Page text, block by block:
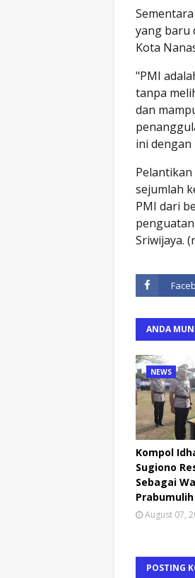
yang baru
Kota
"PMI
tanpa
dan
ini
sejumlah
PMI dari
Sriwijaya.
ANDA
NEWS
Kompol
Sugiono
Sebagai
Prabumulih
August 07,
POSTING